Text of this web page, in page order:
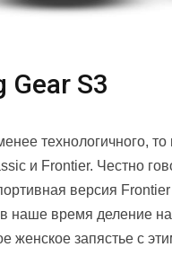
S3
технологичного,
и Frontier. Честно
версия
наше время деление
женское запястье с